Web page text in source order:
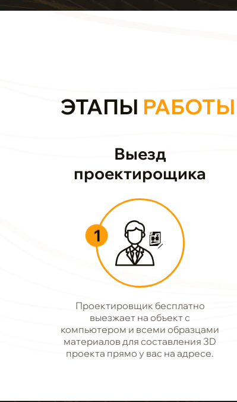
ЭТАПЫ РАБОТЫ
Выезд
проектирощика
1
Проектировщик бесплатно
выезжает на объект с
компьютером и всеми образцами
материалов для составления 3D
проекта прямо у вас на адресе.